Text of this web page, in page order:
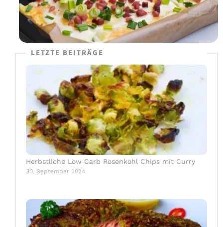
LETZTE BEITRÄGE
Herbstliche Low Carb Rosenkohl Chips mit Curry
30. September 2024